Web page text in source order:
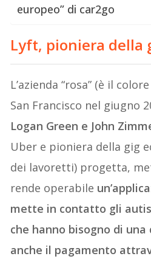
europeo” di car2go
Lyft, pioniera della
L’azienda “rosa” (è il
San Francisco nel giugno
Logan Green e John
Uber e pioniera della gig
dei lavoretti) progetta,
rende operabile
mette in contatto gli
che hanno bisogno di una
anche il pagamento